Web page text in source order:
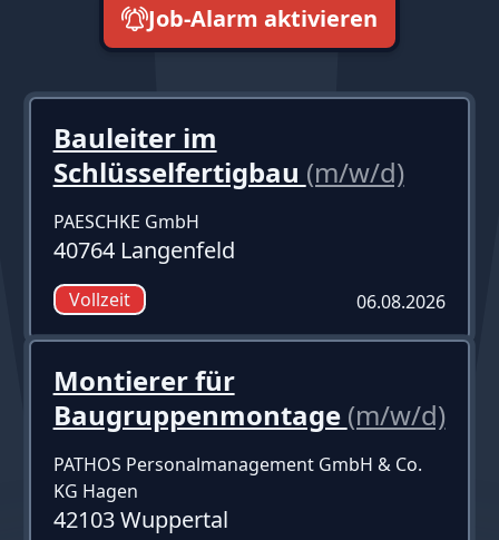
Job-Alarm aktivieren
Bauleiter im
Schlüsselfertigbau (m/w/d)
PAESCHKE GmbH
40764 Langenfeld
Vollzeit 06.08.2026
Montierer für
Baugruppenmontage (m/w/d)
PATHOS Personalmanagement GmbH & Co.
KG Hagen
42103 Wuppertal